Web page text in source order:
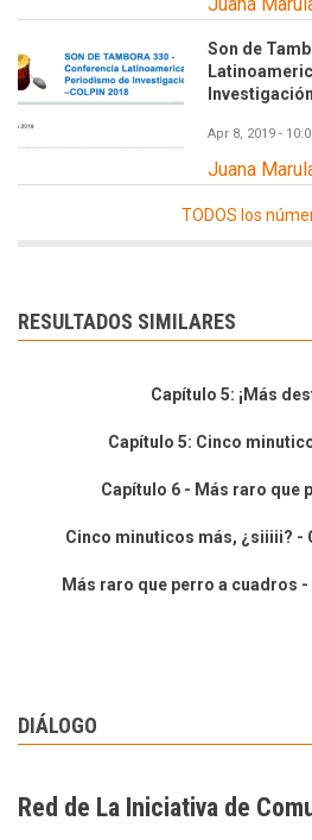
Son de
Apr 8, 2019 -
Juana
TODOS los
RESULTADOS SIMILARES
Capítulo 5: ¡Más
Capítulo 5: Cinco
Capítulo 6 - Más raro que
Cinco minuticos más, ¿siiiii? -
Más raro que perro a cuadros
DIÁLOGO
Red de La Iniciativa de